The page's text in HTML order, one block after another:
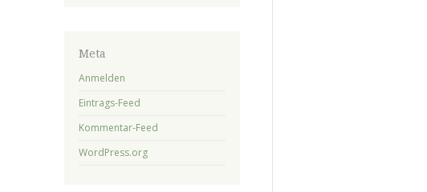
Meta
Anmelden
Eintrags-Feed
Kommentar-Feed
WordPress.org